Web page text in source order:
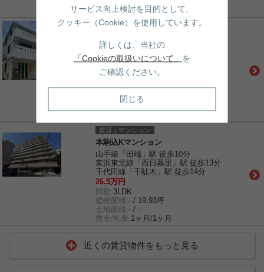
敷金/礼金:1ヶ月/0ヶ月
賃貸｜一戸建て
千代田線「千駄木」駅 徒歩8分
南北線「本駒込」駅 徒歩10分
山手線「西日暮里」駅 徒歩14分
33万円
間取:2LDK＋1S(納戸)
建物面積: 120.55㎡ / 36.46坪
土地面積: - / -
敷金/礼金:2ヶ月/0.5ヶ月
賃貸｜マンション
本駒込Kマンション
山手線「田端」駅 徒歩10分
京浜東北線「西日暮里」駅 徒歩13分
千代田線「千駄木」駅 徒歩14分
26.5万円
間取: 3LDK
建物面積:- / 19.93坪
土地面積:- / -
敷金/礼金: 1ヶ月/1ヶ月
近くの賃貸物件をもっと見る
サービス向上検討を目的として、
クッキー（Cookie）を使用しています。
詳しくは、当社の
「Cookieの取扱いについて」 を
ご確認ください。
閉じる